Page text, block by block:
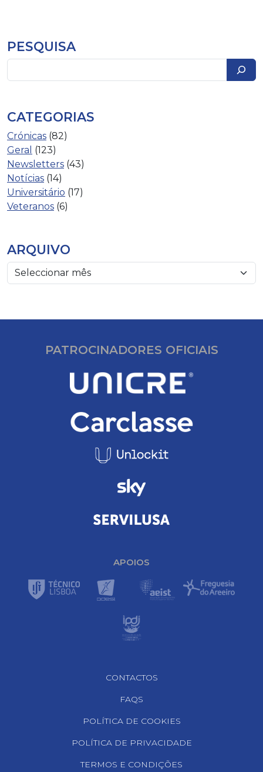
PESQUISA
CATEGORIAS
Crónicas (82)
Geral (123)
Newsletters (43)
Notícias (14)
Universitário (17)
Veteranos (6)
ARQUIVO
PATROCINADORES OFICIAIS
APOIOS
CONTACTOS
FAQS
POLÍTICA DE COOKIES
POLÍTICA DE PRIVACIDADE
TERMOS E CONDIÇÕES